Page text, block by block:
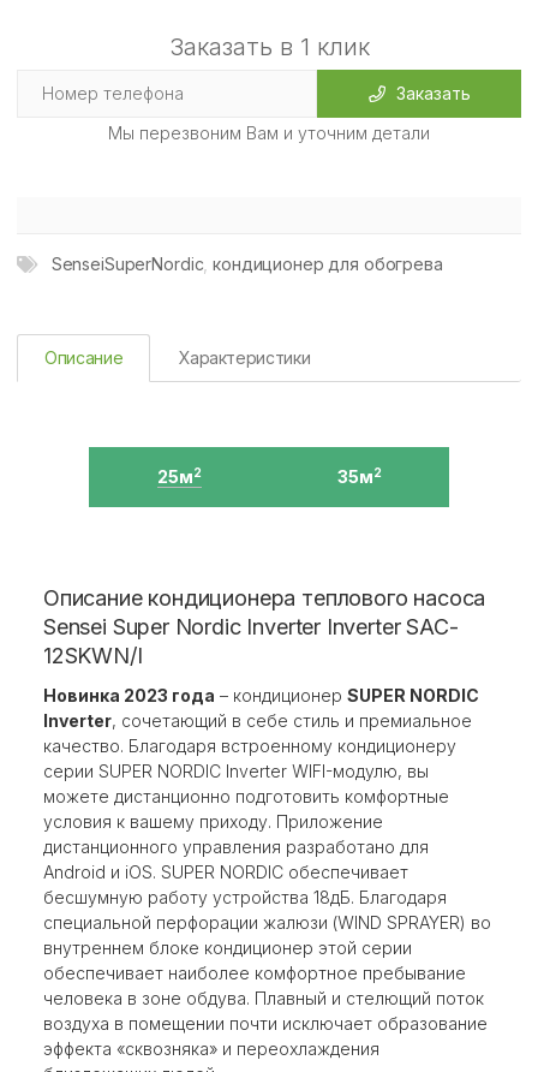
Заказать в 1 клик
Заказать
Мы перезвоним Вам и уточним детали
SenseiSuperNordic ,кондиционер для обогрева
Описание Характеристики
25м2 35м2
Описание кондиционера теплового насоса
Sensei Super Nordic Inverter Inverter SAC-
12SKWN/I
Новинка 2023 года – кондиционер SUPER NORDIC
Inverter, сочетающий в себе стиль и премиальное
качество. Благодаря встроенному кондиционеру
серии SUPER NORDIC Inverter WIFI-модулю, вы
можете дистанционно подготовить комфортные
условия к вашему приходу. Приложение
дистанционного управления разработано для
Android и iOS. SUPER NORDIC обеспечивает
бесшумную работу устройства 18дБ. Благодаря
специальной перфорации жалюзи (WIND SPRAYER) во
внутреннем блоке кондиционер этой серии
обеспечивает наиболее комфортное пребывание
человека в зоне обдува. Плавный и стелющий поток
воздуха в помещении почти исключает образование
эффекта «сквозняка» и переохлаждения